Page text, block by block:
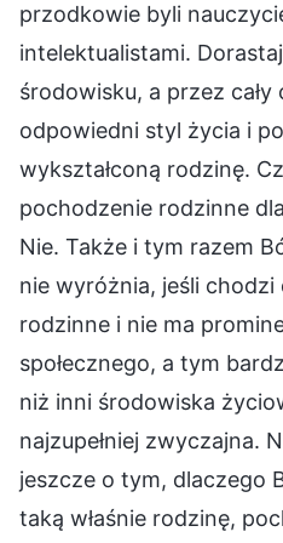
przodkowie byli
intelektualistami.
środowisku, a przez
odpowiedni styl życia i
wykształconą rodzinę.
pochodzenie rodzinne
Nie. Także i tym razem
nie wyróżnia, jeśli
rodzinne i nie ma
społecznego, a tym
niż inni środowiska
najzupełniej zwyczajna.
jeszcze o tym, dlaczego
taką właśnie rodzinę,